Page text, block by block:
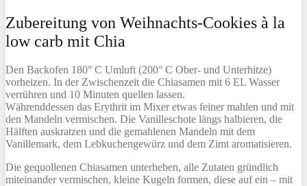
Zubereitung von Weihnachts-Cookies à la
low carb mit Chia
Den Backofen 180° C Umluft (200° C Ober- und Unterhitze)
vorheizen. In der Zwischenzeit die Chiasamen mit 6 EL Wasser
verrühren und 10 Minuten quellen lassen.
Währenddessen das Erythrit im Mixer etwas feiner mahlen und mit
den Mandeln vermischen. Die Vanilleschote längs halbieren, die
Hälften auskratzen und die gemahlenen Mandeln mit dem
Vanillemark, dem Lebkuchengewürz und dem Zimt aromatisieren.
Die gequollenen Chiasamen unterheben, alle Zutaten gründlich
miteinander vermischen, kleine Kugeln formen, diese auf ein – mit